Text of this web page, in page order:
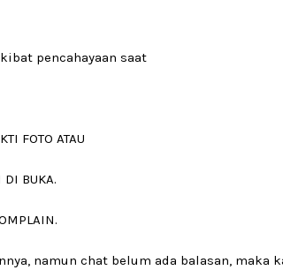
pencahayaan saat
FOTO ATAU
DI BUKA.
namun chat belum ada balasan,